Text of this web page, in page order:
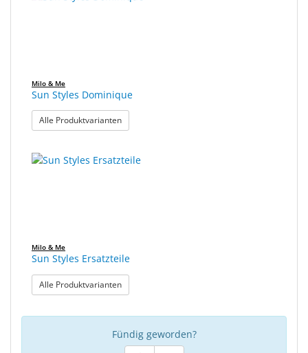
Milo & Me
Sun Styles Dominique
Alle Produktvarianten: Sun Styles Dominique
Milo & Me
Sun Styles Ersatzteile
Alle Produktvarianten: Sun Styles Ersatzteile
Fündig geworden?